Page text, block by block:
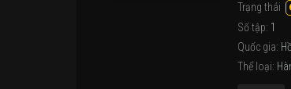
Trạng thái
Số tập: 1
Quốc gia:
Thể loại: